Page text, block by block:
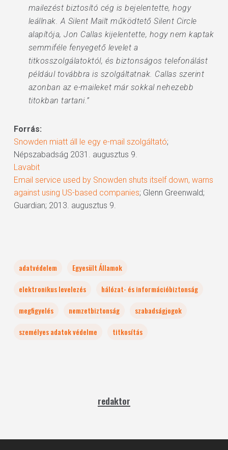
mailezést biztosító cég is bejelentette, hogy
leállnak. A Silent Mailt működtető Silent Circle
alapítója, Jon Callas kijelentette, hogy nem kaptak
semmiféle fenyegető levelet a
titkosszolgálatoktól, és biztonságos telefonálást
például továbbra is szolgáltatnak. Callas szerint
azonban az e-maileket már sokkal nehezebb
titokban tartani.”
Forrás:
Snowden miatt áll le egy e-mail szolgáltató;
Népszabadság 2031. augusztus 9.
Lavabit
Email service used by Snowden shuts itself down, warns
against using US-based companies; Glenn Greenwald;
Guardian; 2013. augusztus 9.
adatvédelem
Egyesült Államok
elektronikus levelezés
hálózat- és információbiztonság
megfigyelés
nemzetbiztonság
szabadságjogok
személyes adatok védelme
titkosítás
redaktor